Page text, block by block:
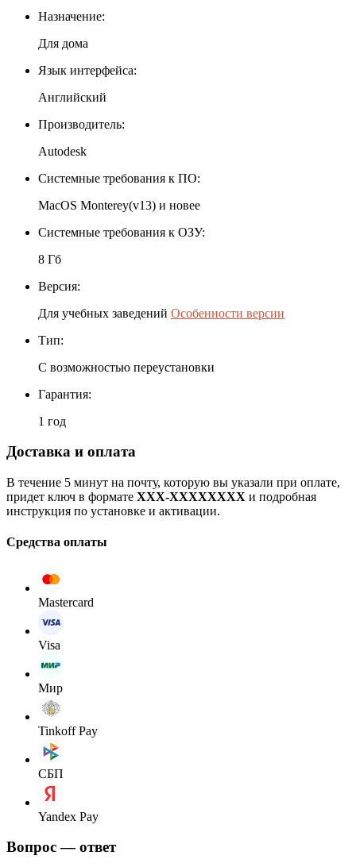
Назначение:
Для дома
Язык интерфейса:
Английский
Производитель:
Autodesk
Системные требования к ПО:
MacOS Monterey(v13) и новее
Системные требования к ОЗУ:
8 Гб
Версия:
Для учебных заведений Особенности версии
Тип:
С возможностью переустановки
Гарантия:
1 год
Доставка и оплата
В течение 5 минут на почту, которую вы указали при оплате,
придет ключ в формате XXX-XXXXXXXX и подробная
инструкция по установке и активации.
Средства оплаты
Mastercard
Visa
Мир
Tinkoff Pay
СБП
Yandex Pay
Вопрос — ответ